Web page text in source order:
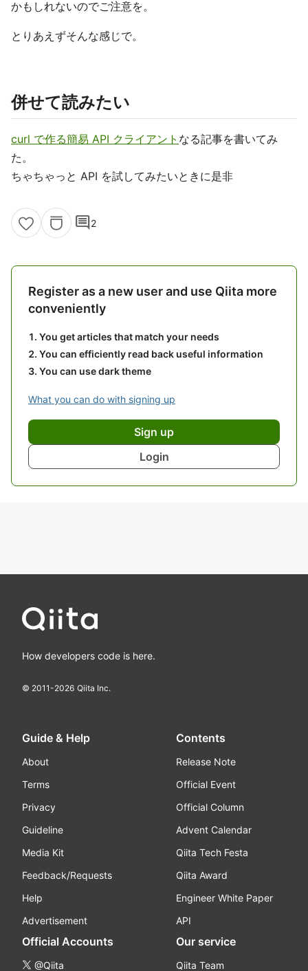
かもしれないのでご注意を。
とりあえずそんな感じで。
併せて読みたい
curl で作る簡易 API クライアント なる記事を書いてみ
た。
ちゃちゃっと API を試してみたいときに是非
comment2
Register as a new user and use Qiita more
conveniently
You get articles that match your needs
You can efficiently read back useful information
You can use dark theme
What you can do with signing up
Sign up
Login
How developers code is here.
© 2011-2026 Qiita Inc.
Guide & Help
About
Terms
Privacy
Guideline
Media Kit
Feedback/Requests
Help
Advertisement
Contents
Release Note
Official Event
Official Column
Advent Calendar
Qiita Tech Festa
Qiita Award
Engineer White Paper
API
Official Accounts
@Qiita
Our service
Qiita Team